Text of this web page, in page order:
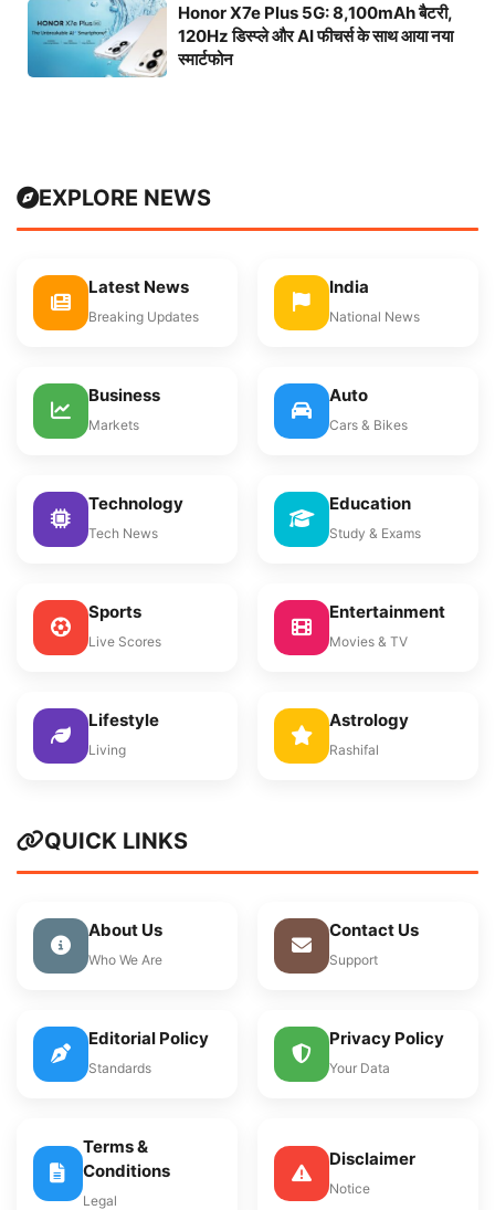
Honor X7e Plus 5G: 8,100mAh बैटरी,
120Hz डिस्प्ले और AI फीचर्स के साथ आया नया
स्मार्टफोन
EXPLORE NEWS
Latest News
Breaking Updates
India
National News
Business
Markets
Auto
Cars & Bikes
Technology
Tech News
Education
Study & Exams
Sports
Live Scores
Entertainment
Movies & TV
Lifestyle
Living
Astrology
Rashifal
QUICK LINKS
About Us
Who We Are
Contact Us
Support
Editorial Policy
Standards
Privacy Policy
Your Data
Terms &
Conditions
Legal
Disclaimer
Notice